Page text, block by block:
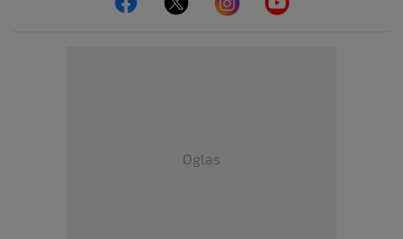
Oglas